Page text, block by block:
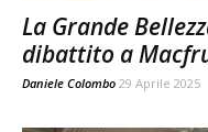
La Grande
dibattito a
Daniele Colombo 29 Aprile 2025